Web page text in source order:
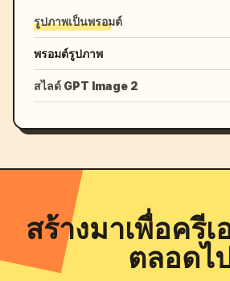
รูปภาพเป็นพรอมต์
พรอมต์รูปภาพ
สไลด์ GPT Image 2
สร้างมาเพื่อครีเ
ตลอดไ